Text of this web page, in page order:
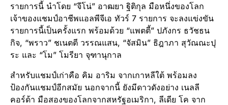
รายการนี้ นำโดย “จีโน่” อาฒยา ฐิติกุล มือหนึ่งของโลก
เจ้าของแชมป์อาชีพแอลพีจีเอ ทัวร์ 7 รายการ จะลงแข่งขัน
รายการนี้เป็นครั้งแรก พร้อมด้วย “แพตตี้” ปภังกร ธวัชธน
กิจ, “พราว” ชเนตตี วรรณแสน, “จัสมิน” ธิฎาภา สุวัณณะปุ
ระ และ “โม” โมรียา จุฑานุกาล
สำหรับแชมป์เก่าคือ คิม อาริม จากเกาหลีใต้ พร้อมลง
ป้องกันแชมป์อีกสมัย นอกจากนี้ ยังมีดาวดังอย่าง เนลลี
คอร์ด้า มือสองของโลกจากสหรัฐอเมริกา, ลีเดีย โค จาก